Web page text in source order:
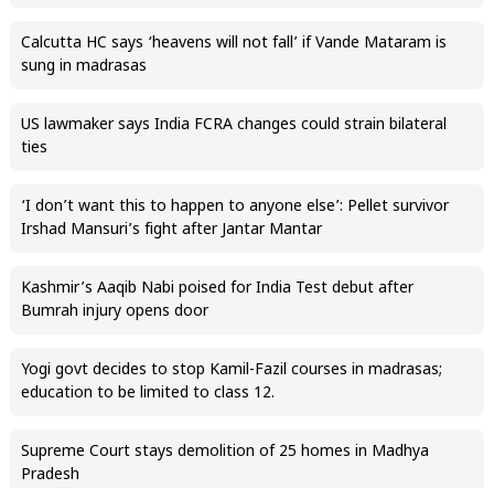
Calcutta HC says ‘heavens will not fall’ if Vande Mataram is
sung in madrasas
US lawmaker says India FCRA changes could strain bilateral
ties
‘I don’t want this to happen to anyone else’: Pellet survivor
Irshad Mansuri’s fight after Jantar Mantar
Kashmir’s Aaqib Nabi poised for India Test debut after
Bumrah injury opens door
Yogi govt decides to stop Kamil-Fazil courses in madrasas;
education to be limited to class 12.
Supreme Court stays demolition of 25 homes in Madhya
Pradesh